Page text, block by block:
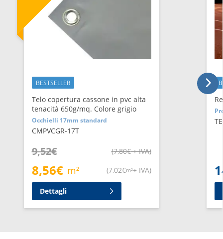
BESTSELLER
Telo copertura cassone in pvc alta
tenacità 650g/mq. Colore grigio
Occhielli 17mm standard
CMPVCGR-17T
9,52€ (7,80€+ IVA)
8,56€ m² (7,02€m²+ IVA)
Dettagli